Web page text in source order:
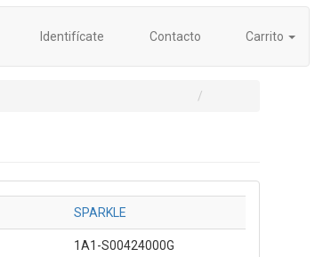
Identifícate Contacto Carrito
SPARKLE
1A1-S00424000G